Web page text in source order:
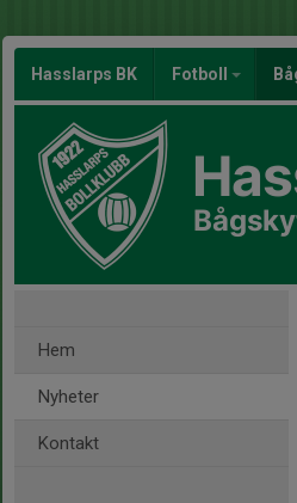
Hasslarps BK Fotboll
Hem
Nyheter
Kontakt